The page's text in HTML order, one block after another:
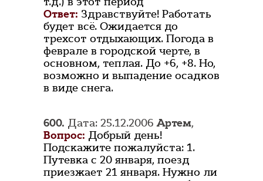
Ответ: Здравствуйте! Работать
будет всё. Ожидается до
трехсот отдыхающих. Погода в
феврале в городской черте, в
основном, теплая. До +6, +8. Но,
возможно и выпадение осадков
в виде снега.
600. Дата: 25.12.2006Артем,
Вопрос: Добрый день!
Подскажите пожалуйста: 1.
Путевка с 20 января, поезд
приезжает 21 января. Нужно ли